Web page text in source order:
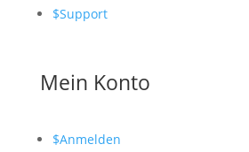
$Support
Mein Konto
$Anmelden